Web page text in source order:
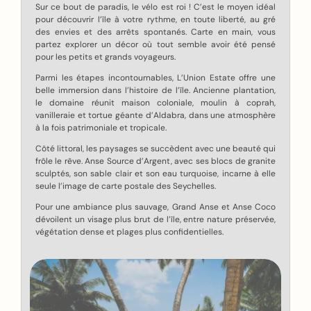
Sur ce bout de paradis, le vélo est roi ! C’est le moyen idéal
pour découvrir l’île à votre rythme, en toute liberté, au gré
des envies et des arrêts spontanés. Carte en main, vous
partez explorer un décor où tout semble avoir été pensé
pour les petits et grands voyageurs.
Parmi les étapes incontournables, L’Union Estate offre une
belle immersion dans l’histoire de l’île. Ancienne plantation,
le domaine réunit maison coloniale, moulin à coprah,
vanilleraie et tortue géante d’Aldabra, dans une atmosphère
à la fois patrimoniale et tropicale.
Côté littoral, les paysages se succèdent avec une beauté qui
frôle le rêve. Anse Source d’Argent, avec ses blocs de granite
sculptés, son sable clair et son eau turquoise, incarne à elle
seule l’image de carte postale des Seychelles.
Pour une ambiance plus sauvage, Grand Anse et Anse Coco
dévoilent un visage plus brut de l’île, entre nature préservée,
végétation dense et plages plus confidentielles.